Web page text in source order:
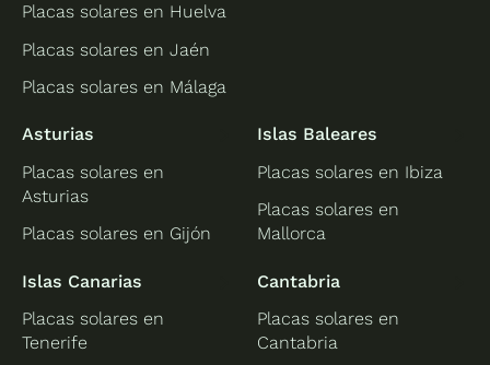
Placas solares en Huelva
Placas solares en Jaén
Placas solares en Málaga
Asturias
Placas solares en
Asturias
Placas solares en Gijón
Islas Baleares
Placas solares en Ibiza
Placas solares en
Mallorca
Islas Canarias
Placas solares en
Tenerife
Cantabria
Placas solares en
Cantabria